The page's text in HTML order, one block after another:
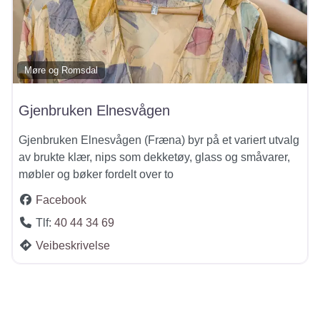
Møre og Romsdal
Gjenbruken Elnesvågen
Gjenbruken Elnesvågen (Fræna) byr på et variert utvalg
av brukte klær, nips som dekketøy, glass og småvarer,
møbler og bøker fordelt over to
Facebook
Tlf: 40 44 34 69
Veibeskrivelse